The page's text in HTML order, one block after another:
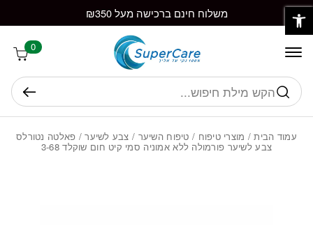
Skip to Content משלוח חינם ברכישה מעל ₪350
0
חיפוש
עמוד הבית/ מוצרי טיפוח / טיפוח השיער / צבע לשיער/ פאלטה נטורלס
צבע לשיער פורמולה ללא אמוניה סמי קיט חום שוקלד 3-68
בחזרה למעלה
פתח סרגל נגישות